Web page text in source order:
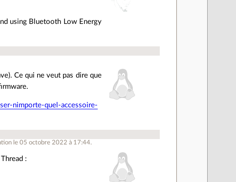
using Bluetooth Low Energy
Ce qui ne veut pas dire que
nimporte-quel-accessoire-
le 05 octobre 2022 à 17:44.
: